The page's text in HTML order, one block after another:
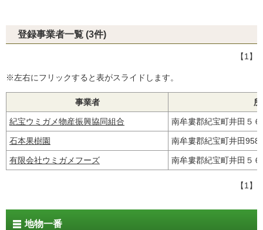
登録事業者一覧 (3件)
【1】
※左右にフリックすると表がスライドします。
事業者
紀宝ウミガメ物産振興協同組合 南牟婁郡紀宝町井田５
石本果樹園 南牟婁郡紀宝町井田
有限会社ウミガメフーズ 南牟婁郡紀宝町井田５
【1】
地物一番